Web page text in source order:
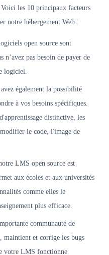
les 10 principaux facteurs
notre hébergement Web :
open source sont
pas besoin de payer de
logiciel.
également la possibilité
à vos besoins spécifiques.
distinctive, les
le code, l'image de
LMS open source est
aux écoles et aux universités
comme elles le
plus efficace.
communauté de
maintient et corrige les bugs
votre LMS fonctionne